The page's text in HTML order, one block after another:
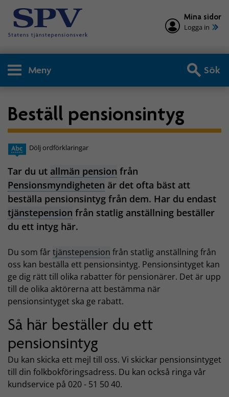
Mina sidor
Logga in
Meny Sök
Beställ pensionsintyg
Dölj ordförklaringar
Tar du ut allmän pension från
Pensionsmyndigheten är det ofta bäst att
beställa pensionsintyg från dem. Har du endast
tjänstepension från statlig anställning beställer
du ett intyg här.
Du som får tjänstepension från statlig anställning från
oss kan beställa ett pensionsintyg. Pensionsintyget kan
ge dig rätt till olika rabatter för pensionärer. Det är upp
till de olika aktörerna att bestämma när
pensionsintyget ska ge rabatt.
Så här beställer du ett
pensionsintyg
Du kan skicka ett mejl till oss. Vi skickar pensionsintyget
till din folkbokföringsadress. Du kan också ringa vår
kundservice på 020 - 51 50 40.